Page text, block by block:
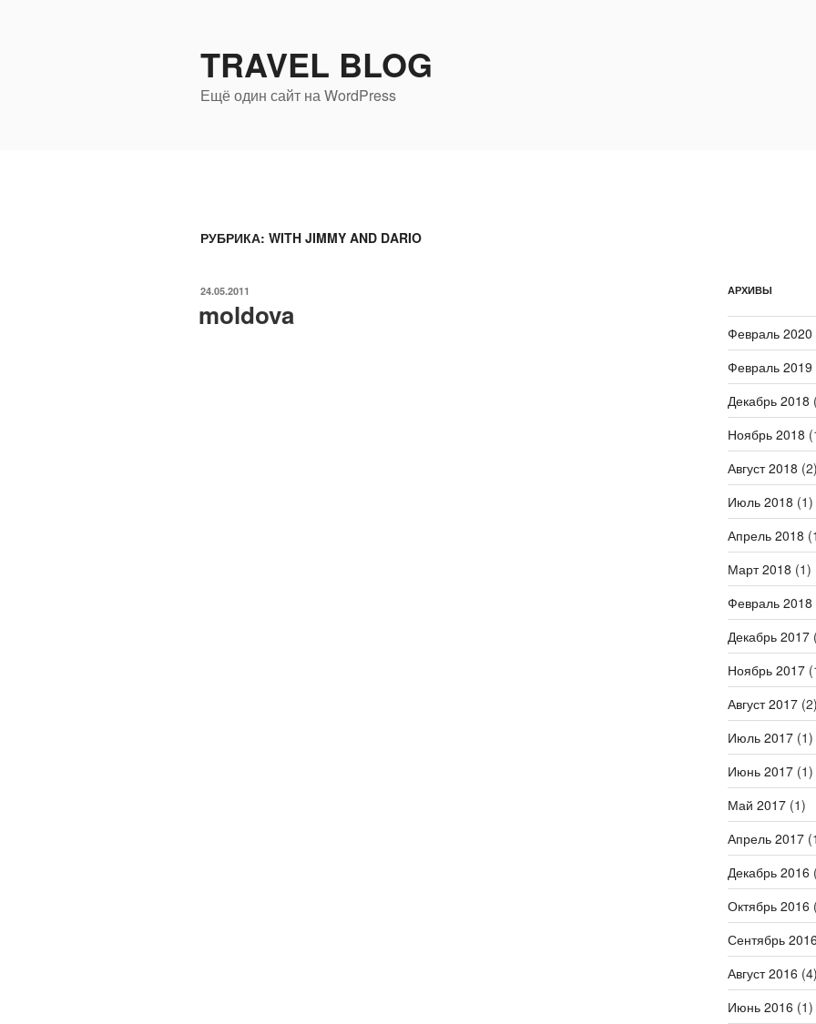
TRAVEL BLOG
Ещё один сайт на WordPress
РУБРИКА: WITH JIMMY AND DARIO
ОПУБЛИКОВАНО
24.05.2011
moldova
АРХИВЫ
Февраль 2020
Февраль 2019
Декабрь 2018
Ноябрь 2018
Август 2018 (2)
Июль 2018 (1)
Апрель 2018
Март 2018 (1)
Февраль 2018
Декабрь 2017
Ноябрь 2017
Август 2017(2)
Июль 2017(1)
Июнь 2017(1)
Май 2017(1)
Апрель 2017
Декабрь 2016
Октябрь 2016
Сентябрь 2016
Август 2016 (4)
Июнь 2016 (1)